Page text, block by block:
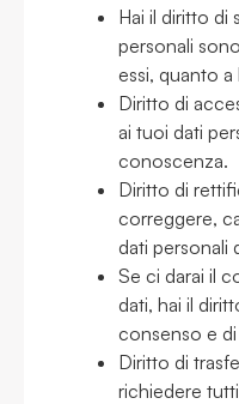
Hai il diritto di
personali
essi, quanto
Diritto di
ai tuoi dati
conoscenza.
Diritto di
correggere,
dati personali
Se ci darai il
dati, hai il
consenso e
Diritto di
richiedere